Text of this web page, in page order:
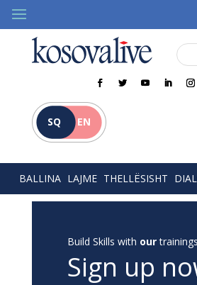
SQ EN
BALLINA LAJME THELLËSISHT
Build Skills with ourtrainings
Sign up